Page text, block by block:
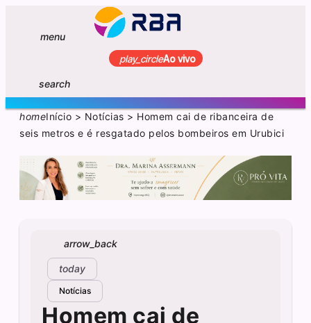
menu
play_circleAo vivo
search
homeInício > Notícias > Homem cai de ribanceira de
seis metros e é resgatado pelos bombeiros em Urubici
arrow_back
today
Notícias
Homem cai de